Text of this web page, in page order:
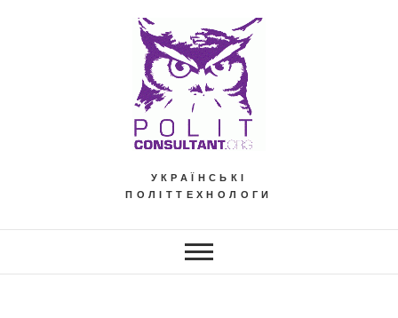
УКРАЇНСЬКІ
ПОЛІТТЕХНОЛОГИ